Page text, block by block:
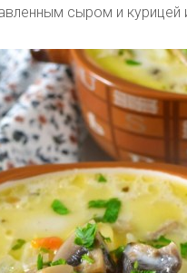
сыром и курицей